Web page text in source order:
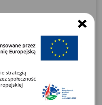
całodziennego
poza
w Radziszowie przy
W sprawach
telefonicznego